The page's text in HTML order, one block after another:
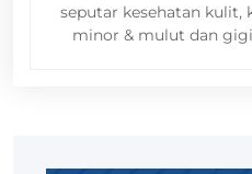
seputar kesehatan kulit,
minor & mulut dan